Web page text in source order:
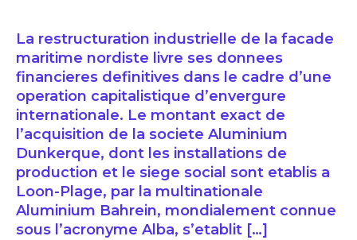
La restructuration industrielle de la facade
maritime nordiste livre ses donnees
financieres definitives dans le cadre d’une
operation capitalistique d’envergure
internationale. Le montant exact de
l’acquisition de la societe Aluminium
Dunkerque, dont les installations de
production et le siege social sont etablis a
Loon-Plage, par la multinationale
Aluminium Bahrein, mondialement connue
sous l’acronyme Alba, s’etablit […]